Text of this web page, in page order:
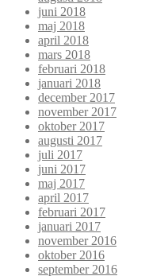
juni 2018
maj 2018
april 2018
mars 2018
februari 2018
januari 2018
december 2017
november 2017
oktober 2017
augusti 2017
juli 2017
juni 2017
maj 2017
april 2017
februari 2017
januari 2017
november 2016
oktober 2016
september 2016